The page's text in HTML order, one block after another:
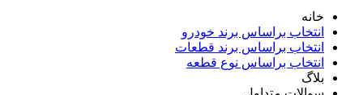
خانه
انتخاب براساس برند خودرو
انتخاب براساس برند قطعات
انتخاب براساس نوع قطعه
بلاگ